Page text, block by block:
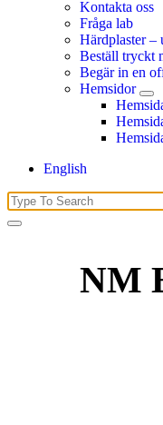
Kontakta oss
Fråga lab
Härdplaster –
Beställ tryckt
Begär in en
Hemsidor
English
Search
for:
NM